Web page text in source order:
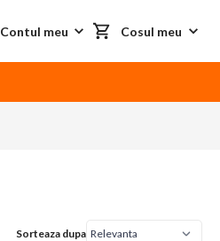
Contul meu Cosul meu
Sorteaza dupa